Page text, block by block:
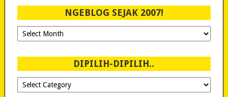
NGEBLOG SEJAK 2007!
Ngeblog
Sejak
DIPILIH-DIPILIH..
Dipilih-
dipilih..